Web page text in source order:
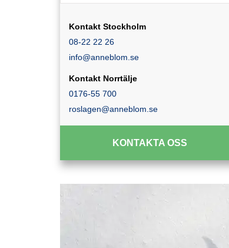
Kontakt Stockholm
08-22 22 26
info@anneblom.se
Kontakt Norrtälje
0176-55 700
roslagen@anneblom.se
KONTAKTA OSS